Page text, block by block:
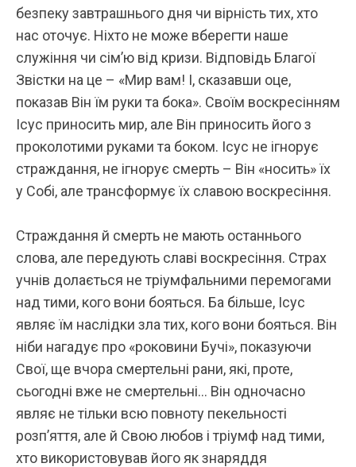
безпеку завтрашнього дня чи вірність тих, хто
нас оточує. Ніхто не може вберегти наше
служіння чи сім’ю від кризи. Відповідь Благої
Звістки на це – «Мир вам! І, сказавши оце,
показав Він їм руки та бока». Своїм воскресінням
Ісус приносить мир, але Він приносить його з
проколотими руками та боком. Ісус не ігнорує
страждання, не ігнорує смерть – Він «носить» їх
у Собі, але трансформує їх славою воскресіння.
Страждання й смерть не мають останнього
слова, але передують славі воскресіння. Страх
учнів долається не тріумфальними перемогами
над тими, кого вони бояться. Ба більше, Ісус
являє їм наслідки зла тих, кого вони бояться. Він
ніби нагадує про «роковини Бучі», показуючи
Свої, ще вчора смертельні рани, які, проте,
сьогодні вже не смертельні… Він одночасно
являє не тільки всю повноту пекельності
розп’яття, але й Свою любов і тріумф над тими,
хто використовував його як знаряддя